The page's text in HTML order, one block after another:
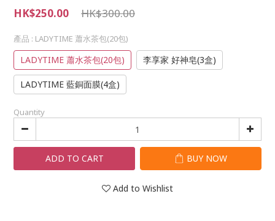
HK$300.00
HK$250.00
產品 : LADYTIME 蕭水茶包(20包)
LADYTIME 蕭水茶包(20包) 李享家 好神皂(3盒)
LADYTIME 藍銅面膜(4盒)
Quantity
ADD TO CART BUY NOW
Add to Wishlist